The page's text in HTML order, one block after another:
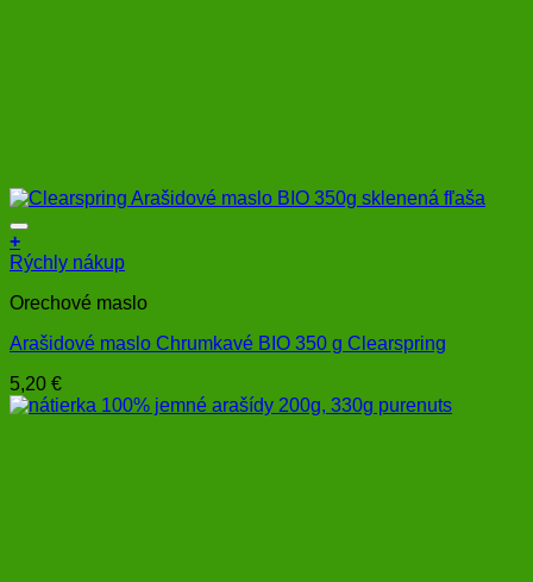
+
Rýchly nákup
Orechové maslo
Arašidové maslo Chrumkavé BIO 350 g Clearspring
5,20 €